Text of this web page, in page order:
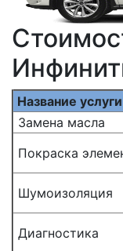
Название услуги
Замена масла
Покраска
Шумоизоляция
Диагностика